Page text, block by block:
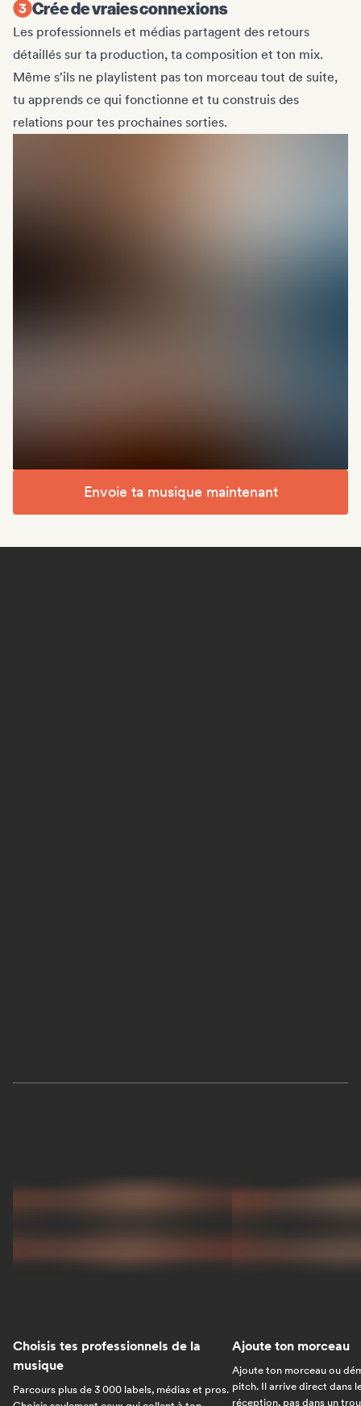
Crée de vraies connexions
Les professionnels et médias partagent des retours
détaillés sur ta production, ta composition et ton mix.
Même s'ils ne playlistent pas ton morceau tout de suite,
tu apprends ce qui fonctionne et tu construis des
relations pour tes prochaines sorties.
Envoie ta musique maintenant
Choisis tes professionnels de la
musique
Parcours plus de 3 000 labels, médias et pros.
Ajoute ton morceau
Ajoute ton morceau ou
pitch. Il arrive direct dans
réception, pas dans un